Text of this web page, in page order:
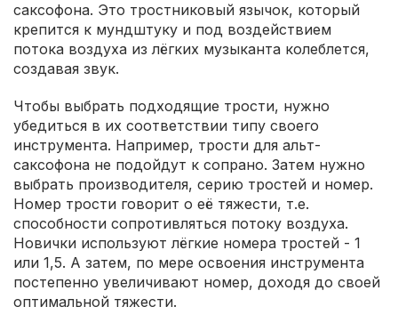
саксофона. Это тростниковый язычок, который
крепится к мундштуку и под воздействием
потока воздуха из лёгких музыканта колеблется,
создавая звук.
Чтобы выбрать подходящие трости, нужно
убедиться в их соответствии типу своего
инструмента. Например, трости для альт-
саксофона не подойдут к сопрано. Затем нужно
выбрать производителя, серию тростей и номер.
Номер трости говорит о её тяжести, т.е.
способности сопротивляться потоку воздуха.
Новички используют лёгкие номера тростей - 1
или 1,5. А затем, по мере освоения инструмента
постепенно увеличивают номер, доходя до своей
оптимальной тяжести.